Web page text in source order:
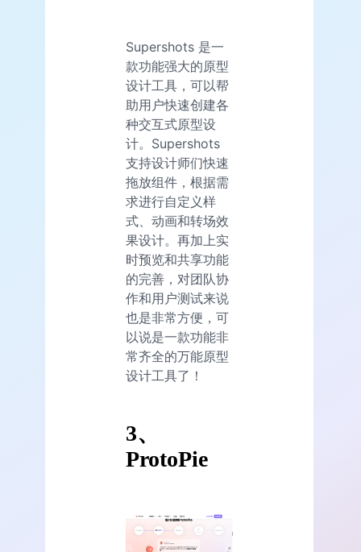
Supershots 是一
款功能强大的原型
设计工具，可以帮
助用户快速创建各
种交互式原型设
计。Supershots
支持设计师们快速
拖放组件，根据需
求进行自定义样
式、动画和转场效
果设计。再加上实
时预览和共享功能
的完善，对团队协
作和用户测试来说
也是非常方便，可
以说是一款功能非
常齐全的万能原型
设计工具了！
3、
ProtoPie